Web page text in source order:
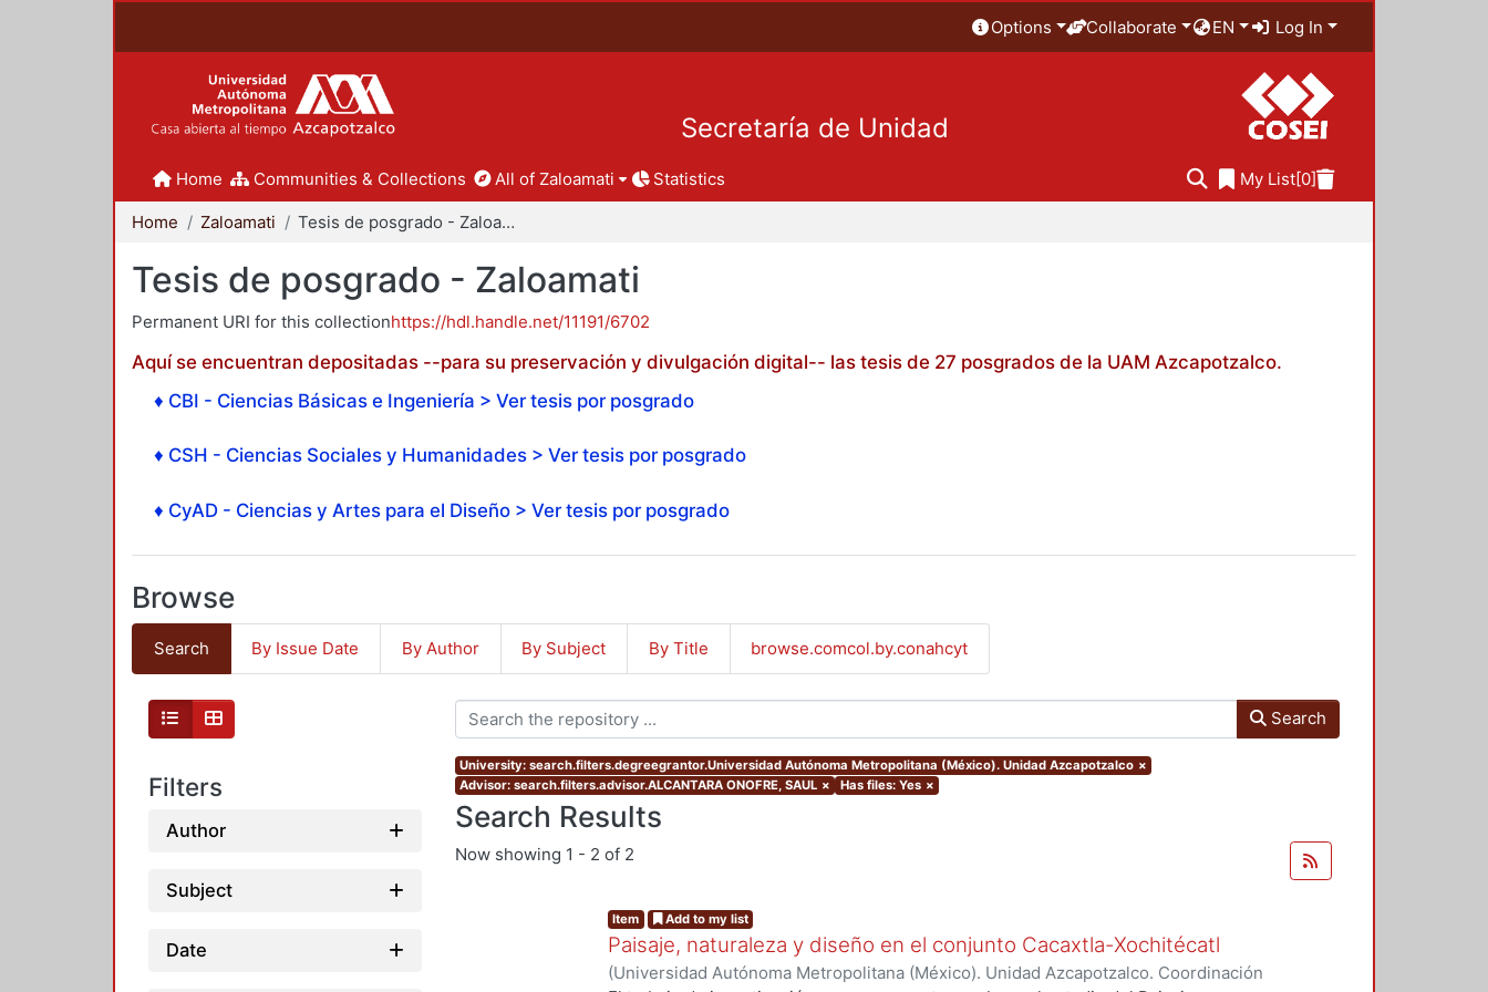
Options Collaborate EN Log In
Secretaría de Unidad
Home Communities & Collections All of Zaloamati Statistics My List[0]
Home Zaloamati Tesis de posgrado - Zaloamati
Tesis de posgrado - Zaloamati
Permanent URI for this collectionhttps://hdl.handle.net/11191/6702
Aquí se encuentran depositadas --para su preservación y divulgación digital-- las tesis de 27 posgrados de la UAM Azcapotzalco.
♦ CBI - Ciencias Básicas e Ingeniería > Ver tesis por posgrado
♦ CSH - Ciencias Sociales y Humanidades > Ver tesis por posgrado
♦ CyAD - Ciencias y Artes para el Diseño > Ver tesis por posgrado
Browse
Search By Issue Date By Author By Subject By Title browse.comcol.by.conahcyt
Filters
Author
Subject
Date
Search
University: search.filters.degreegrantor.Universidad Autónoma Metropolitana (México). Unidad Azcapotzalco ×
Advisor: search.filters.advisor.ALCANTARA ONOFRE, SAUL × Has files: Yes ×
Search Results
Now showing 1 - 2 of 2
Item Add to my list
Paisaje, naturaleza y diseño en el conjunto Cacaxtla-Xochitécatl
(Universidad Autónoma Metropolitana (México). Unidad Azcapotzalco. Coordinación